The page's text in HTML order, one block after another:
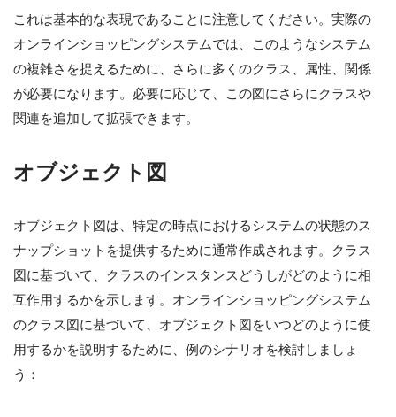
これは基本的な表現であることに注意してください。実際の
オンラインショッピングシステムでは、このようなシステム
の複雑さを捉えるために、さらに多くのクラス、属性、関係
が必要になります。必要に応じて、この図にさらにクラスや
関連を追加して拡張できます。
オブジェクト図
オブジェクト図は、特定の時点におけるシステムの状態のス
ナップショットを提供するために通常作成されます。クラス
図に基づいて、クラスのインスタンスどうしがどのように相
互作用するかを示します。オンラインショッピングシステム
のクラス図に基づいて、オブジェクト図をいつどのように使
用するかを説明するために、例のシナリオを検討しましょ
う：